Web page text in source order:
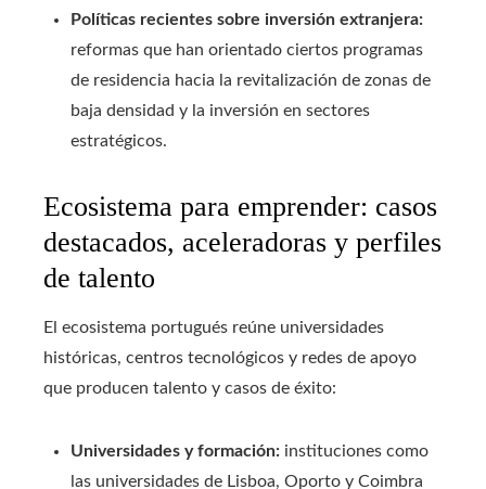
Políticas recientes sobre inversión extranjera:
reformas que han orientado ciertos programas
de residencia hacia la revitalización de zonas de
baja densidad y la inversión en sectores
estratégicos.
Ecosistema para emprender: casos
destacados, aceleradoras y perfiles
de talento
El ecosistema portugués reúne universidades
históricas, centros tecnológicos y redes de apoyo
que producen talento y casos de éxito:
Universidades y formación: instituciones como
las universidades de Lisboa, Oporto y Coimbra